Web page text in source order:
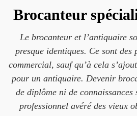
Brocanteur
Le brocanteur et l’antiquaire
presque identiques. Ce sont des
commercial, sauf qu’à cela
pour un antiquaire. Devenir
de diplôme ni de connaissances
professionnel avéré des vieux